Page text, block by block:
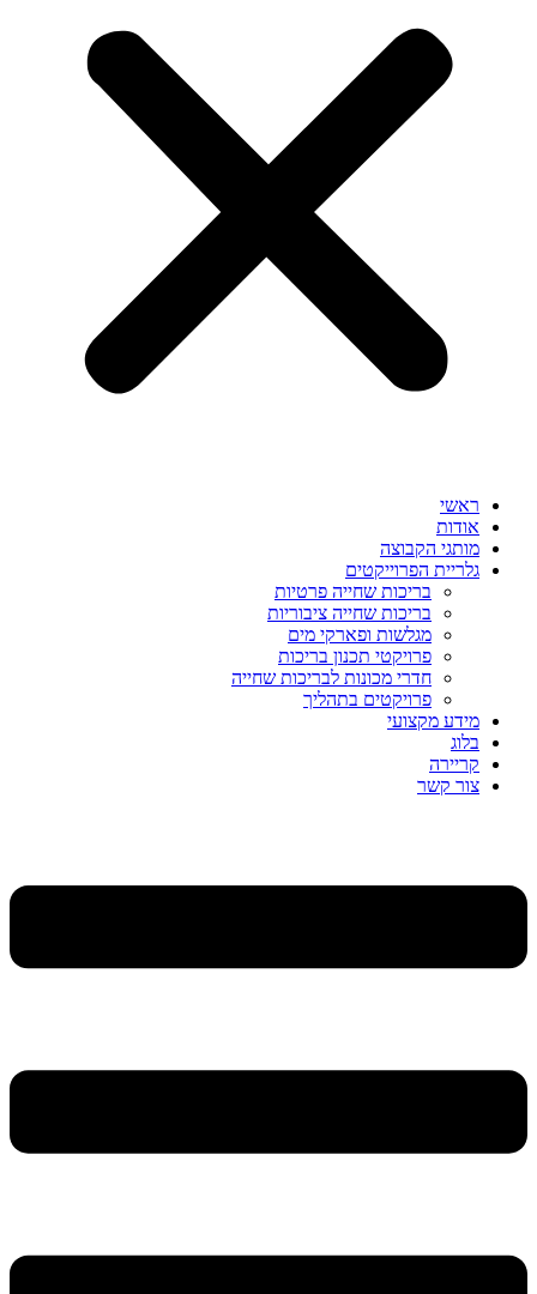
ראשי
אודות
מותגי הקבוצה
גלריית הפרוייקטים
בריכות שחייה פרטיות
בריכות שחייה ציבוריות
מגלשות ופארקי מים
פרויקטי תכנון בריכות
חדרי מכונות לבריכות שחייה
פרויקטים בתהליך
מידע מקצועי
בלוג
קריירה
צור קשר